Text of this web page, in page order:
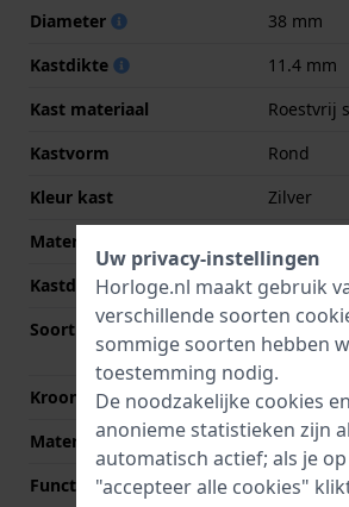
Diameter
38 mm
Kastdikte
11.4 mm
Kast materiaal
Roestvrij
Kastvorm
Rond
Kleur kast
Zilver
Materiaal kastdeksel
Kastdeksel
Klikkast
Soort glas
saffierglas
Kroon
Trek kroon
Materiaal bezel
Roestvrij
Functie bezel
Uw privacy-instellingen
Horloge.nl maakt gebruik
verschillende soorten
sommige soorten hebben
toestemming nodig.
De noodzakelijke cookies en
anonieme statistieken zijn
automatisch actief; als je op
"accepteer alle cookies"